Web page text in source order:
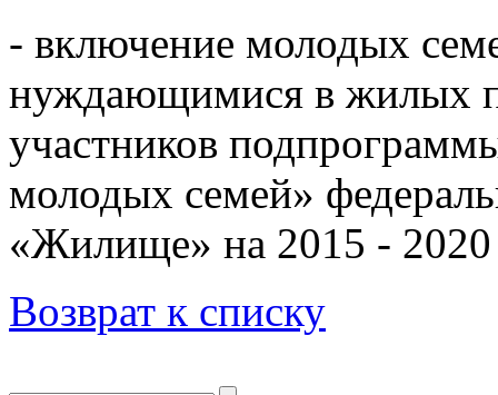
- включение молодых
нуждающимися в жилых
участников
молодых семей»
«Жилище» на 2015 -
Возврат к списку